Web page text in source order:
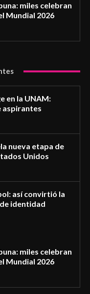
miles celebran
Mundial 2026
en la UNAM:
aspirantes
nueva etapa de
Unidos
así convirtió la
identidad
miles celebran
Mundial 2026